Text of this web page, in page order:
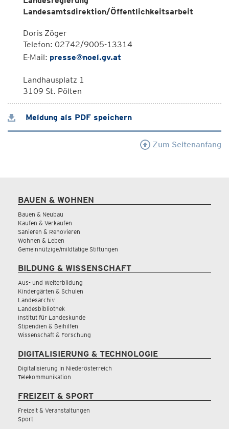
Landesamtsdirektion/Öffentlichkeitsarbeit
Doris Zöger
Telefon: 02742/9005-13314
E-Mail: presse@noel.gv.at
Landhausplatz 1
3109 St. Pölten
Meldung als PDF speichern
Zum Seitenanfang
BAUEN & WOHNEN
Bauen & Neubau
Kaufen & Verkaufen
Sanieren & Renovieren
Wohnen & Leben
Gemeinnützige/mildtätige Stiftungen
BILDUNG & WISSENSCHAFT
Aus- und Weiterbildung
Kindergärten & Schulen
Landesarchiv
Landesbibliothek
Institut für Landeskunde
Stipendien & Beihilfen
Wissenschaft & Forschung
DIGITALISIERUNG & TECHNOLOGIE
Digitalisierung in Niederösterreich
Telekommunikation
FREIZEIT & SPORT
Freizeit & Veranstaltungen
Sport